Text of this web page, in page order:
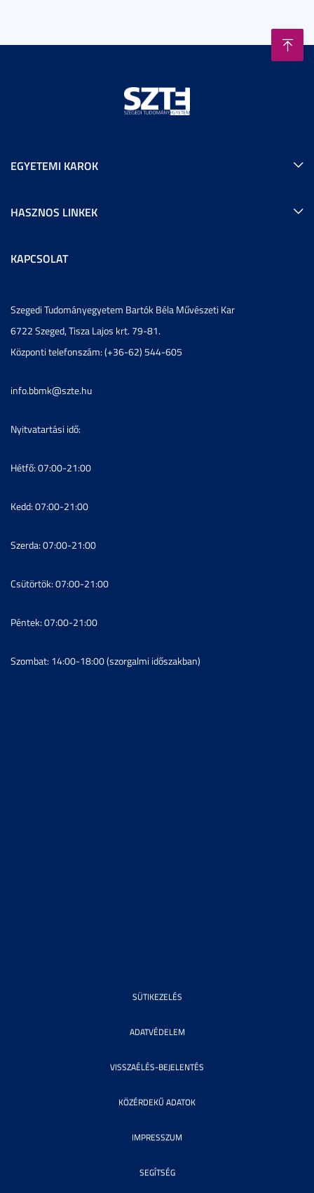
EGYETEMI KAROK
HASZNOS LINKEK
KAPCSOLAT
Szegedi Tudományegyetem Bartók Béla Művészeti Kar
6722 Szeged, Tisza Lajos krt. 79-81.
Központi telefonszám: (+36-62) 544-605
info.bbmk@szte.hu
Nyitvatartási idő:
Hétfő: 07:00-21:00
Kedd: 07:00-21:00
Szerda: 07:00-21:00
Csütörtök: 07:00-21:00
Péntek: 07:00-21:00
Szombat: 14:00-18:00 (szorgalmi időszakban)
SÜTIKEZELÉS
ADATVÉDELEM
VISSZAÉLÉS-BEJELENTÉS
KÖZÉRDEKŰ ADATOK
IMPRESSZUM
SEGÍTSÉG